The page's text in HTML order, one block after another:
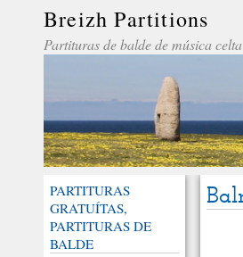
Breizh Partitions
Partituras de balde de música celta
PARTITURAS
GRATUÍTAS,
PARTITURAS DE
BALDE